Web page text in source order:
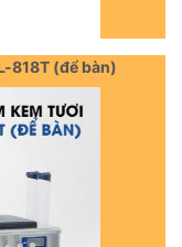
818T (để bàn)